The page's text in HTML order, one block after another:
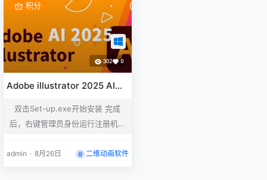
积分
302 0
Adobe illustrator 2025 AI矢
双击Set-up.exe开始安装 完成
后，右键管理员身份运行注册机A
ath,选择软件的安装目录，然后点
admin · 8月26日 二维动画软件